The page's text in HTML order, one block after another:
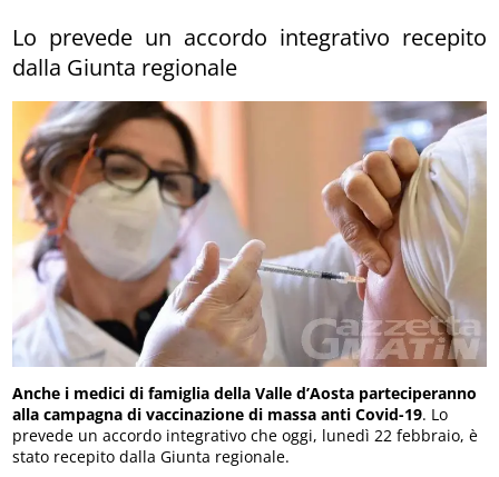
Lo prevede un accordo integrativo recepito
dalla Giunta regionale
Anche i medici di famiglia della Valle d’Aosta parteciperanno
alla campagna di vaccinazione di massa anti Covid-19. Lo
prevede un accordo integrativo che oggi, lunedì 22 febbraio, è
stato recepito dalla Giunta regionale.